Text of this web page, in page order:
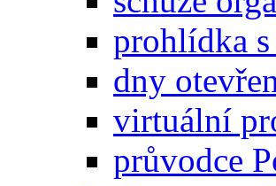
prohlídka
dny
virtuální
průvodce